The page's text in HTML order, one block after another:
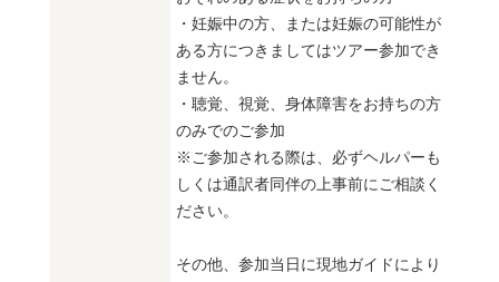
・妊娠中の方、または妊娠の可能性が
ある方につきましてはツアー参加でき
ません。
・聴覚、視覚、身体障害をお持ちの方
のみでのご参加
※ご参加される際は、必ずヘルパーも
しくは通訳者同伴の上事前にご相談く
ださい。
その他、参加当日に現地ガイドにより